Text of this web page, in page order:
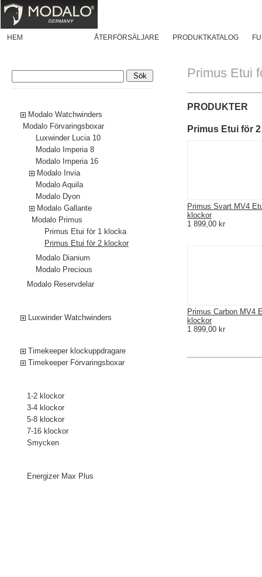
HEM ÅTERFÖRSÄLJARE PRODUKTKATALOG
Modalo Watchwinders
Modalo Förvaringsboxar
Luxwinder Lucia 10
Modalo Imperia 8
Modalo Imperia 16
Modalo Invia
Modalo Aquila
Modalo Dyon
Modalo Gallante
Modalo Primus
Primus Etui för 1 klocka
Primus Etui för 2 klockor
Modalo Dianium
Modalo Precious
Modalo Reservdelar
Luxwinder Watchwinders
Timekeeper klockuppdragare
Timekeeper Förvaringsboxar
1-2 klockor
3-4 klockor
5-8 klockor
7-16 klockor
Smycken
Energizer Max Plus
Primus Etui
PRODUKTER
Primus Etui för
Primus Svart MV4
klockor
1 899,00 kr
Primus Carbon MV4
klockor
1 899,00 kr